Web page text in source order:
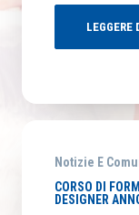
LEGGERE
Notizie E
CORSO DI
DESIGNER